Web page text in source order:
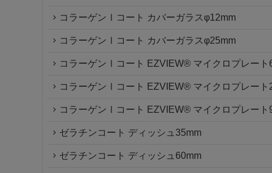
コラーゲンⅠコート カバーガラスφ12mm
コラーゲンⅠコート カバーガラスφ25mm
コラーゲンⅠコート EZVIEW® マイクロプレート
コラーゲンⅠコート EZVIEW® マイクロプレート
コラーゲンⅠコート EZVIEW® マイクロプレート
ゼラチンコート ディッシュ35mm
ゼラチンコート ディッシュ60mm